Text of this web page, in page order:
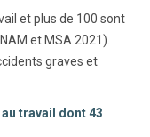
et plus de 100 sont
et MSA 2021).
graves et
travail dont 43